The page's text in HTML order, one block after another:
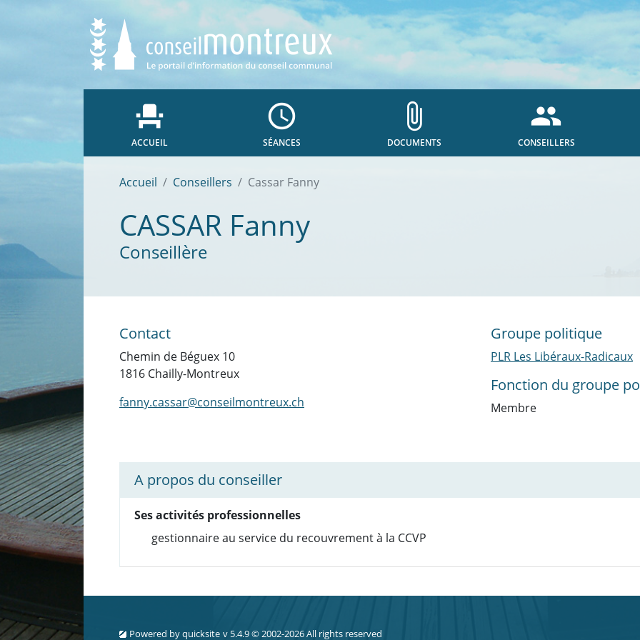
event_seat
ACCUEIL
access_time
SÉANCES
attach_file
DOCUMENTS
people
CONSEILLERS
Accueil Conseillers Cassar Fanny
CASSAR Fanny
Conseillère
Contact
Chemin de Béguex 10
1816 Chailly-Montreux
fanny.cassar@conseilmontreux.ch
Groupe politique
PLR Les Libéraux-Radicaux
Fonction du groupe
Membre
A propos du conseiller
Ses activités professionnelles
gestionnaire au service du recouvrement à la CCVP
Powered byquicksite v 5.4.9 © 2002-2026 All rights reserved